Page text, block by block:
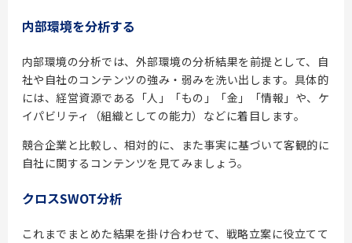
内部環境を分析する
内部環境の分析では、外部環境の分析結果を前提として、自
社や自社のコンテンツの強み・弱みを洗い出します。具体的
には、経営資源である「人」「もの」「金」「情報」や、ケ
イパビリティ（組織としての能力）などに着目します。
競合企業と比較し、相対的に、また事実に基づいて客観的に
自社に関するコンテンツを見てみましょう。
クロスSWOT分析
これまでまとめた結果を掛け合わせて、戦略立案に役立てて